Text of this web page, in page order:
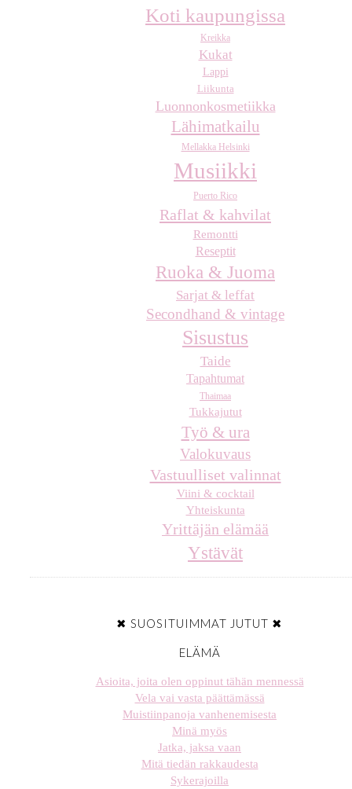
Koti kaupungissa
Kreikka
Kukat
Lappi
Liikunta
Luonnonkosmetiikka
Lähimatkailu
Mellakka Helsinki
Musiikki
Puerto Rico
Raflat & kahvilat
Remontti
Reseptit
Ruoka & Juoma
Sarjat & leffat
Secondhand & vintage
Sisustus
Taide
Tapahtumat
Thaimaa
Tukkajutut
Työ & ura
Valokuvaus
Vastuulliset valinnat
Viini & cocktail
Yhteiskunta
Yrittäjän elämää
Ystävät
✖ SUOSITUIMMAT JUTUT ✖
ELÄMÄ
Asioita, joita olen oppinut tähän mennessä
Vela vai vasta päättämässä
Muistiinpanoja vanhenemisesta
Minä myös
Jatka, jaksa vaan
Mitä tiedän rakkaudesta
Sykerajoilla